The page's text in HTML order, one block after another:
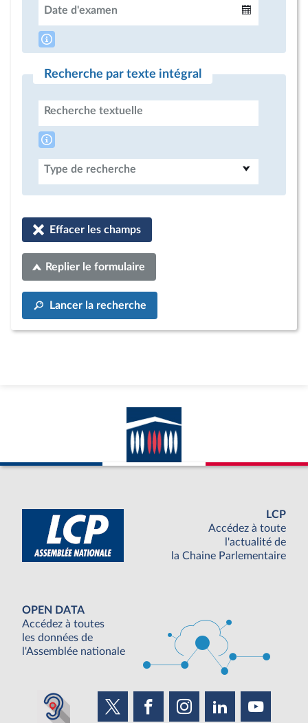
Date d'examen
Recherche par texte intégral
Recherche textuelle
Type de recherche
Effacer les champs
Replier le formulaire
Lancer la recherche
LCP
Accédez à toute
l'actualité de
la Chaine Parlementaire
OPEN DATA
Accédez à toutes
les données de
l'Assemblée nationale